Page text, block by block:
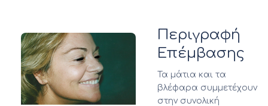
Περιγραφή
Επέμβασης
Τα μάτια και τα
βλέφαρα συμμετέχουν
στην συνολική